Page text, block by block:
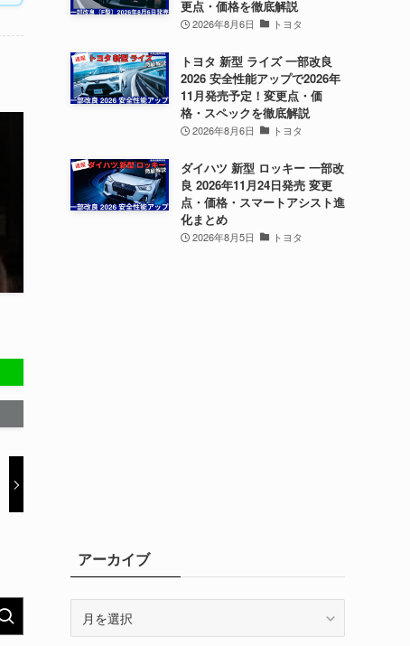
更点・価格を徹底解説
2026年8月6日 トヨタ
トヨタ 新型 ライズ 一部改良
2026 安全性能アップで2026年
11月発売予定！変更点・価
格・スペックを徹底解説
2026年8月6日 トヨタ
ダイハツ 新型 ロッキー 一部改
良 2026年11月24日発売 変更
点・価格・スマートアシスト進
化まとめ
2026年8月5日 トヨタ
アーカイブ